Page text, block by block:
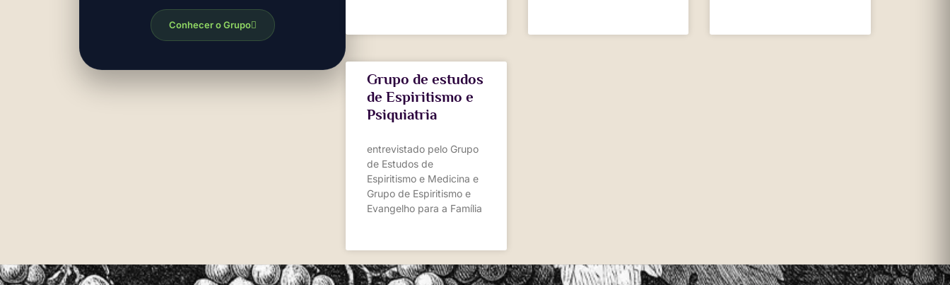
Conhecer o Grupo
Grupo de estudos
de Espiritismo e
Psiquiatria
entrevistado pelo Grupo
de Estudos de
Espiritismo e Medicina e
Grupo de Espiritismo e
Evangelho para a Família